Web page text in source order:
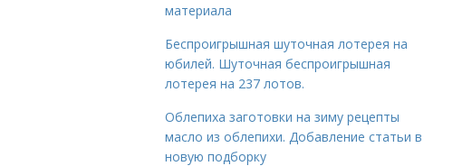
материала
Беспроигрышная шуточная лотерея на
юбилей. Шуточная беспроигрышная
лотерея на 237 лотов.
Облепиха заготовки на зиму рецепты
масло из облепихи. Добавление статьи в
новую подборку